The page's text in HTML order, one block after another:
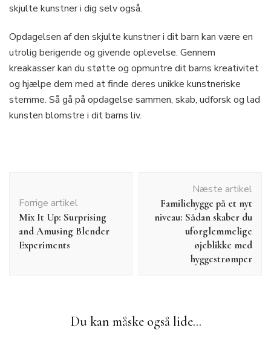
skjulte kunstner i dig selv også.
Opdagelsen af den skjulte kunstner i dit barn kan være en
utrolig berigende og givende oplevelse. Gennem
kreakasser kan du støtte og opmuntre dit barns kreativitet
og hjælpe dem med at finde deres unikke kunstneriske
stemme. Så gå på opdagelse sammen, skab, udforsk og lad
kunsten blomstre i dit barns liv.
Forrige artikel
Mix It Up: Surprising
and Amusing Blender
Experiments
Næste artikel
Familiehygge på et nyt
niveau: Sådan skaber du
uforglemmelige
øjeblikke med
hyggestrømper
Du kan måske også lide...